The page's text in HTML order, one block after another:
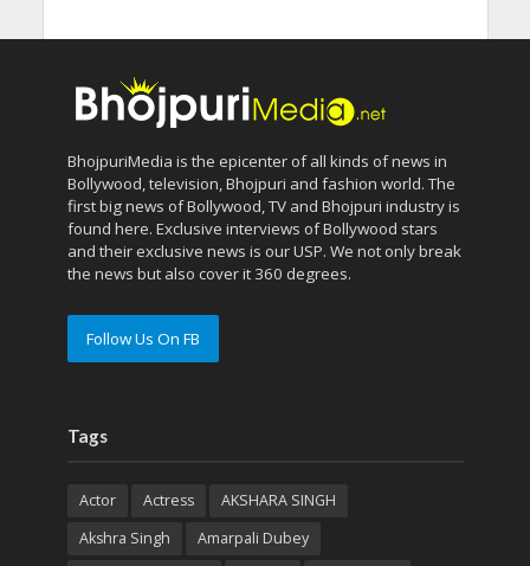
BhojpuriMedia is the epicenter of all kinds of news in
Bollywood, television, Bhojpuri and fashion world. The
first big news of Bollywood, TV and Bhojpuri industry is
found here. Exclusive interviews of Bollywood stars
and their exclusive news is our USP. We not only break
the news but also cover it 360 degrees.
Follow Us On FB
Tags
Actor Actress
AKSHARA SINGH
Akshra Singh
Amarpali Dubey